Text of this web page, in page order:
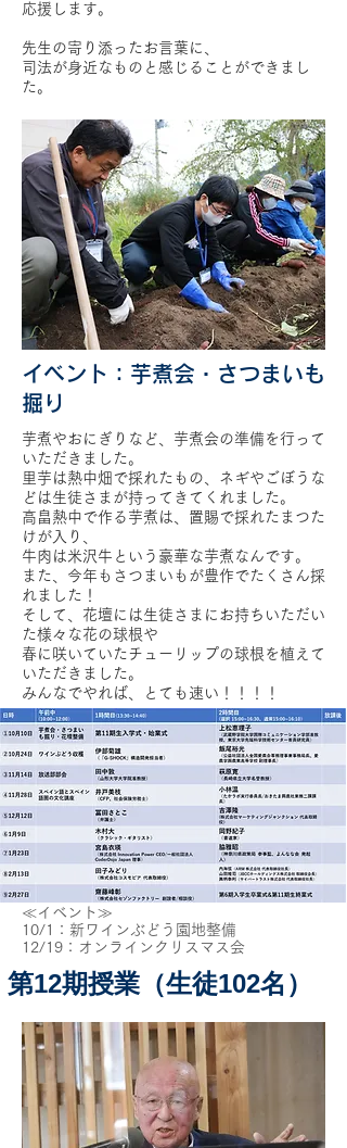
応援します。
先生の寄り添ったお言葉に、
司法が身近なものと感じることができまし
た。
イベント：芋煮会・さつまいも
掘り
芋煮やおにぎりなど、芋煮会の準備を行って
いただきました。
里芋は熱中畑で採れたもの、ネギやごぼうな
どは生徒さまが持ってきてくれました。
高畠熱中で作る芋煮は、置賜で採れたまつた
けが入り、
牛肉は米沢牛という豪華な芋煮なんです。
また、今年もさつまいもが豊作でたくさん採
れました！
そして、花壇には生徒さまにお持ちいただい
た様々な花の球根や
春に咲いていたチューリップの球根を植えて
いただきました。
みんなでやれば、とても速い！！！！
≪イベント≫
10/1：新ワインぶどう園地整備
12/19：オンラインクリスマス会
第12期授業（生徒102名）